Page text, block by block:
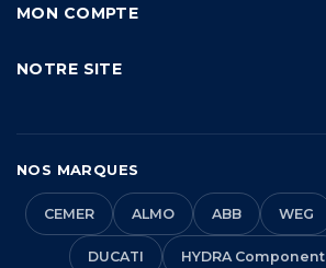
MON COMPTE
NOTRE SITE
NOS MARQUES
CEMER ALMO ABB WEG
DUCATI HYDRA Component